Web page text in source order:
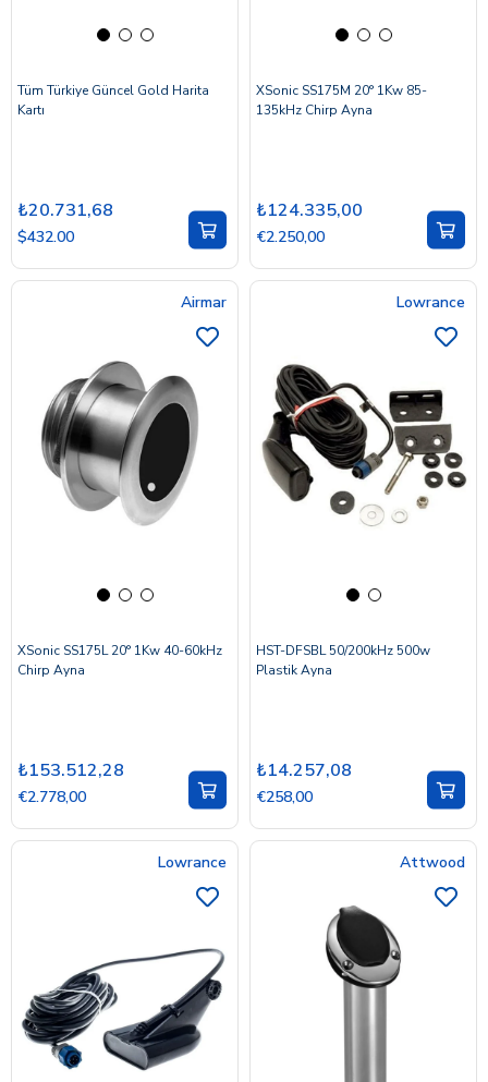
Tüm Türkiye Güncel Gold Harita
Kartı
₺20.731,68
$432.00
XSonic SS175M 20° 1Kw 85-
135kHz Chirp Ayna
₺124.335,00
€2.250,00
Airmar
XSonic SS175L 20° 1Kw 40-60kHz
Chirp Ayna
₺153.512,28
€2.778,00
Lowrance
HST-DFSBL 50/200kHz 500w
Plastik Ayna
₺14.257,08
€258,00
Lowrance Attwood